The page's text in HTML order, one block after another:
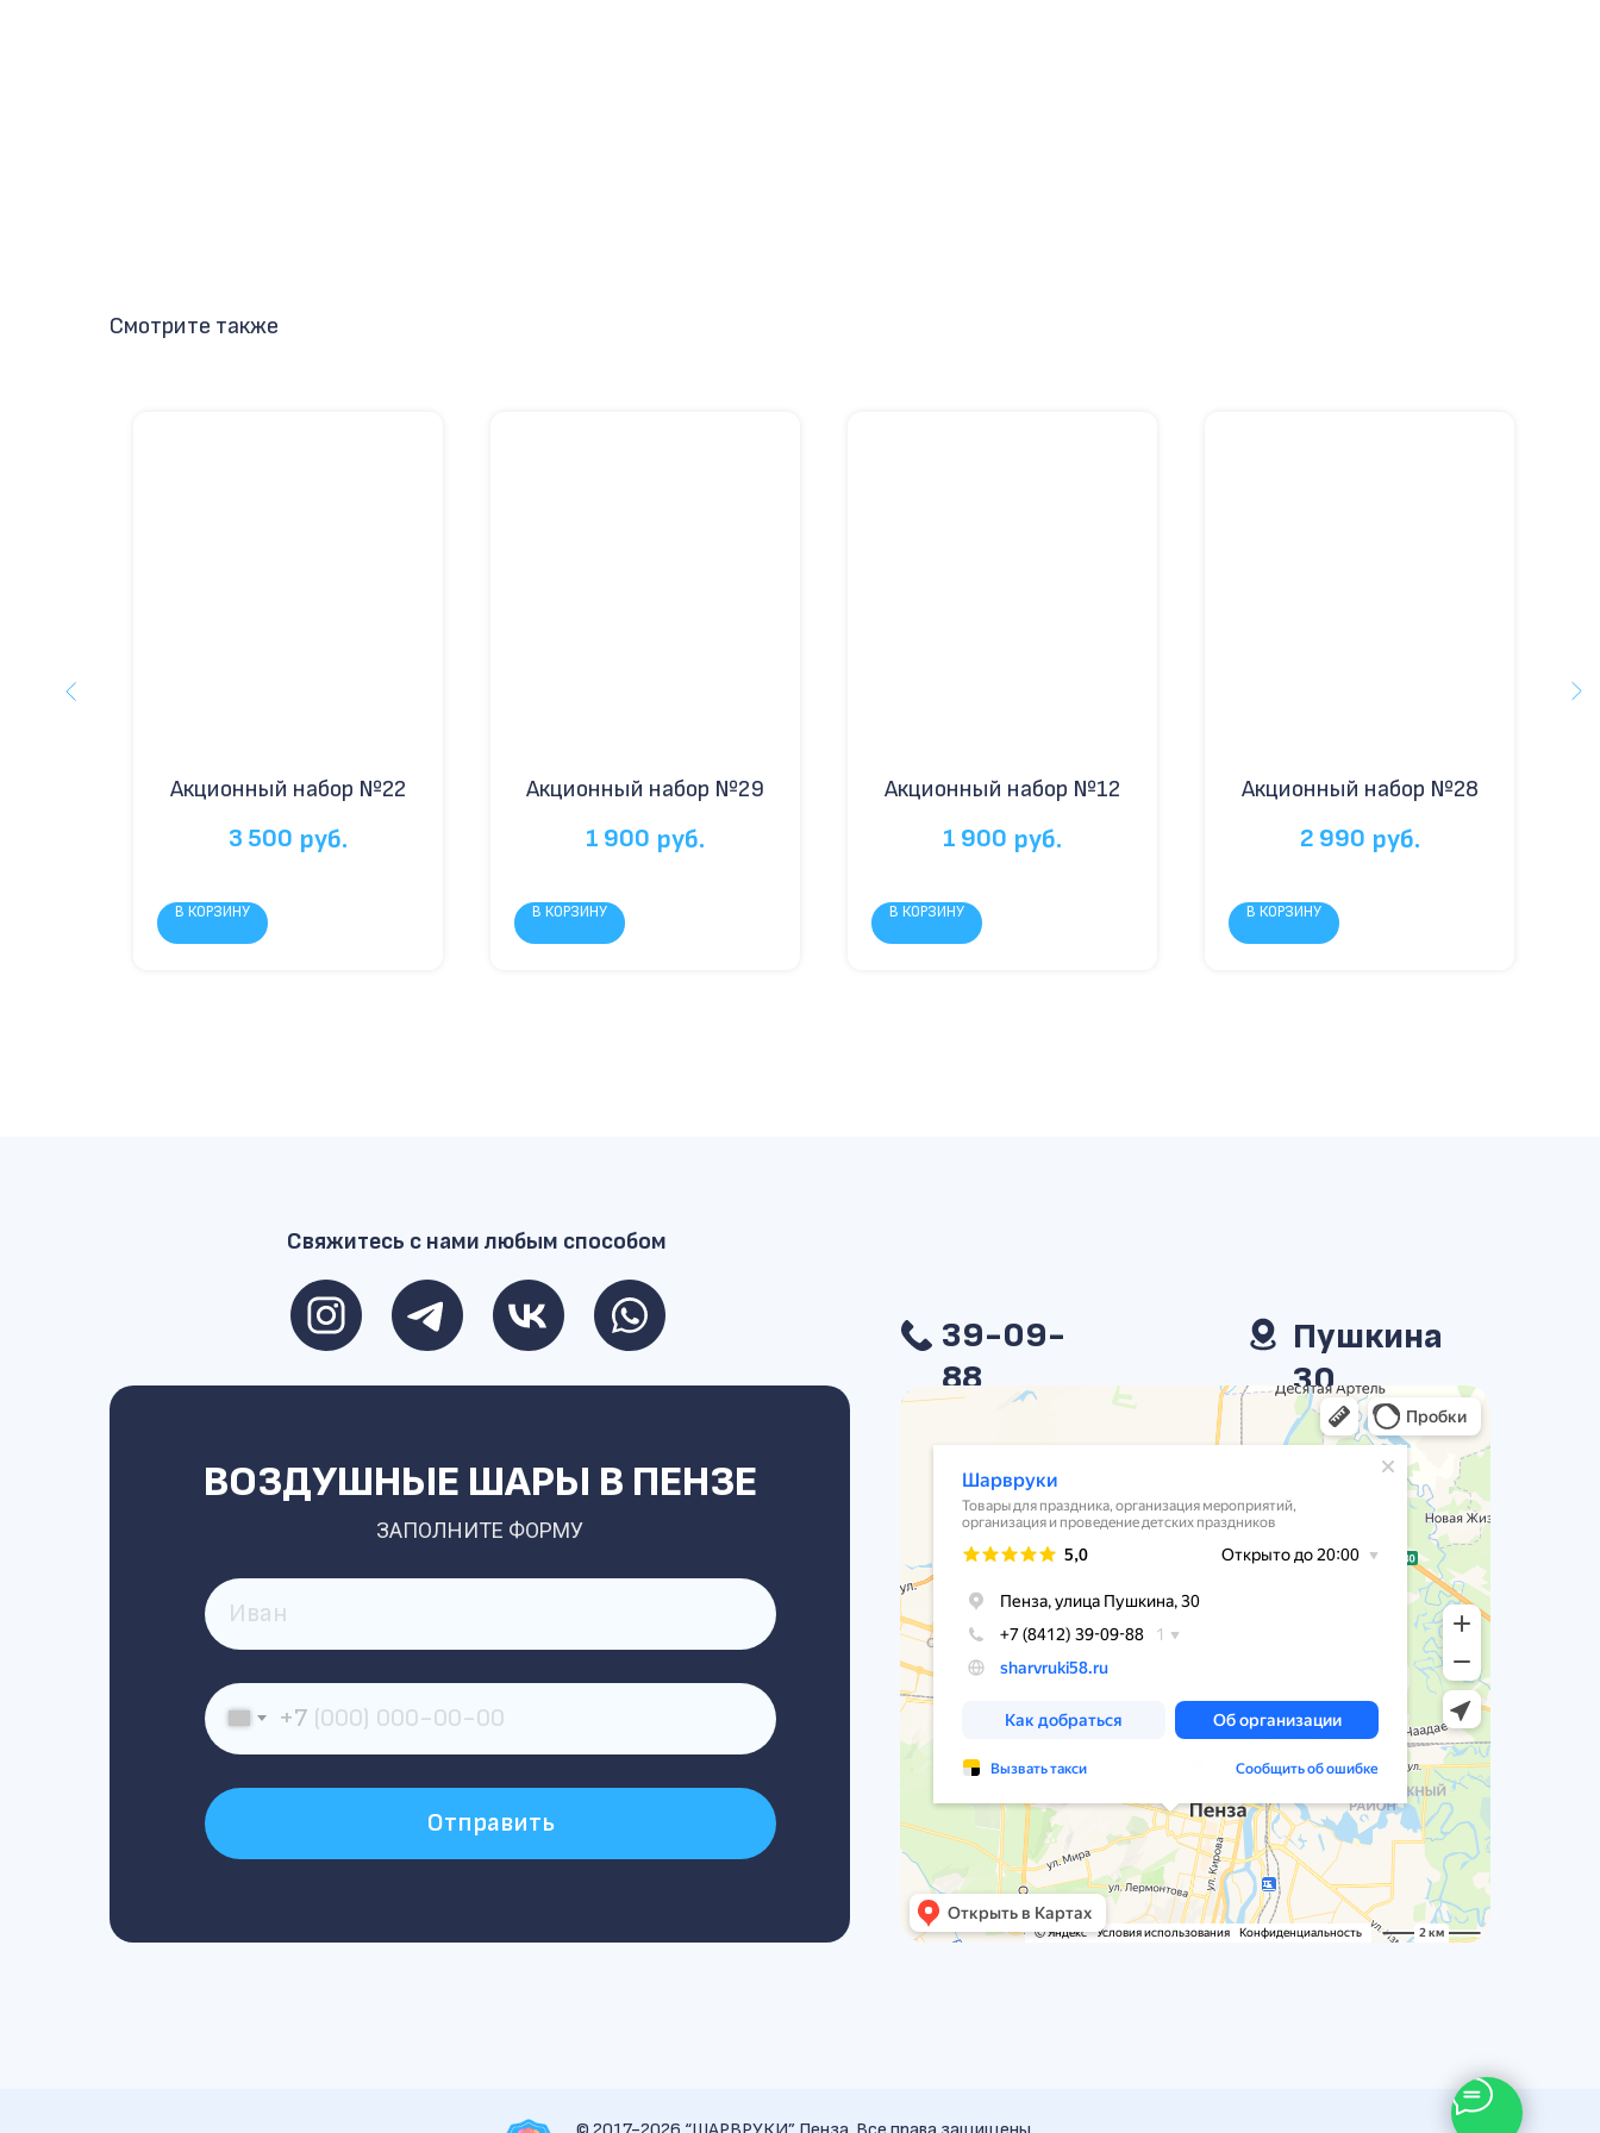
Смотрите также
Акционный набор №22
3 500 руб.
В КОРЗИНУ
Акционный набор №29
1 900 руб.
В КОРЗИНУ
Акционный набор №12
1 900 руб.
В КОРЗИНУ
Акционный набор №28
2 990 руб.
В КОРЗИНУ
39-09-
88
Пушкина
30
ЗАПОЛНИТЕ ФОРМУ
ВОЗДУШНЫЕ ШАРЫ В ПЕНЗЕ
+7
Отправить
Свяжитесь с нами любым способом